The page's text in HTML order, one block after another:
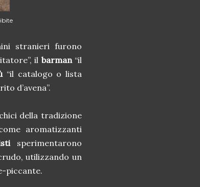
stranieri furono
il barman “il
“il catalogo o lista
d’avena”.
della tradizione
aromatizzanti
sperimentarono
utilizzando un
piccante.